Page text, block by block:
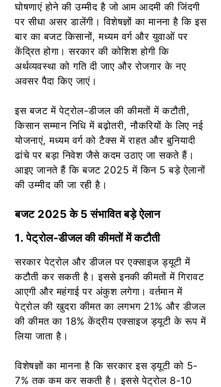
घोषणाएं होने की उम्मीद है जो आम आदमी की जिंदगी
पर सीधा असर डालेंगी। विशेषज्ञों का मानना है कि इस
बार का बजट किसानों, मध्यम वर्ग और युवाओं पर
केंद्रित होगा। सरकार की कोशिश होगी कि
अर्थव्यवस्था को गति दी जाए और रोजगार के नए
अवसर पैदा किए जाएं।
इस बजट में पेट्रोल-डीजल की कीमतों में कटौती,
किसान सम्मान निधि में बढ़ोतरी, नौकरियों के लिए नई
योजनाएं, मध्यम वर्ग को टैक्स में राहत और बुनियादी
ढांचे पर बड़ा निवेश जैसे कदम उठाए जा सकते हैं।
आइए जानते हैं कि बजट 2025 में किन 5 बड़े ऐलानों
की उम्मीद की जा रही है।
बजट 2025 के 5 संभावित बड़े ऐलान
1. पेट्रोल-डीजल की कीमतों में कटौती
सरकार पेट्रोल और डीजल पर एक्साइज ड्यूटी में
कटौती कर सकती है। इससे इनकी कीमतों में गिरावट
आएगी और महंगाई पर अंकुश लगेगा। वर्तमान में
पेट्रोल की खुदरा कीमत का लगभग 21% और डीजल
की कीमत का 18% केंद्रीय एक्साइज ड्यूटी के रूप में
लिया जाता है।
विशेषज्ञों का मानना है कि सरकार इस ड्यूटी को 5-
7% तक कम कर सकती है। इससे पेट्रोल 8-10